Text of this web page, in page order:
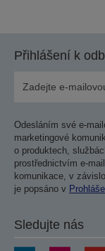
Přihlášení k
Odesláním své e-
marketingové
o produktech,
prostřednictvím e-
komunikace, v
je popsáno v
Sledujte nás